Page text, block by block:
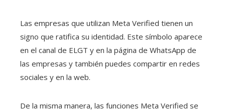
Las empresas que utilizan Meta Verified tienen un
signo que ratifica su identidad. Este símbolo aparece
en el canal de ELGT y en la página de WhatsApp de
las empresas y también puedes compartir en redes
sociales y en la web.
De la misma manera, las funciones Meta Verified se